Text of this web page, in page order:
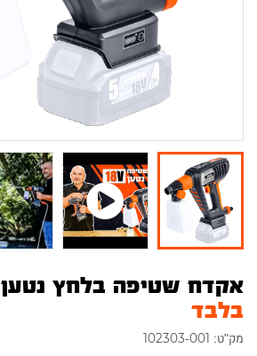
אקדח שטיפה בלחץ נטען 18V -
בלבד
מק"ט: 102303-001